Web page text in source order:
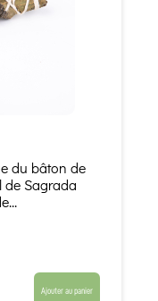
du bâton de
de Sagrada
Ajouter au panier